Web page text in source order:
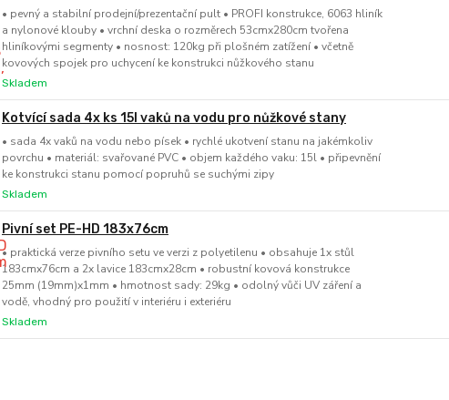
• pevný a stabilní prodejní/prezentační pult • PROFI konstrukce, 6063 hliník
a nylonové klouby • vrchní deska o rozměrech 53cmx280cm tvořena
hliníkovými segmenty • nosnost: 120kg při plošném zatížení • včetně
kovových spojek pro uchycení ke konstrukci nůžkového stanu
Skladem
Kotvící sada 4x ks 15l vaků na vodu pro nůžkové stany
• sada 4x vaků na vodu nebo písek • rychlé ukotvení stanu na jakémkoliv
povrchu • materiál: svařované PVC • objem každého vaku: 15l • připevnění
ke konstrukci stanu pomocí popruhů se suchými zipy
Skladem
Pivní set PE-HD 183x76cm
• praktická verze pivního setu ve verzi z polyetilenu • obsahuje 1x stůl
183cmx76cm a 2x lavice 183cmx28cm • robustní kovová konstrukce
25mm (19mm)x1mm • hmotnost sady: 29kg • odolný vůči UV záření a
vodě, vhodný pro použití v interiéru i exteriéru
Skladem